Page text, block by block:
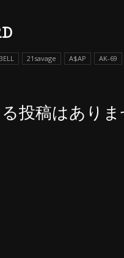
21savage A$AP AK-69
投稿はあり